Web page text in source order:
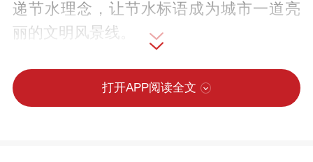
递节水理念，让节水标语成为城市一道亮
丽的文明风景线。
3月28日上午，区水利局联合区司法局、首
创集团冀州中洲水厂在冀州老街开展集中
打开APP阅读全文